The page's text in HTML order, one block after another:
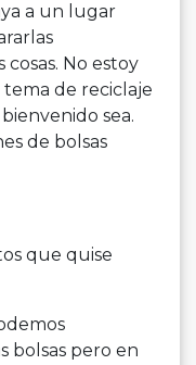
a un lugar
No estoy
tema de reciclaje
sea.
de bolsas
que quise
bolsas pero en